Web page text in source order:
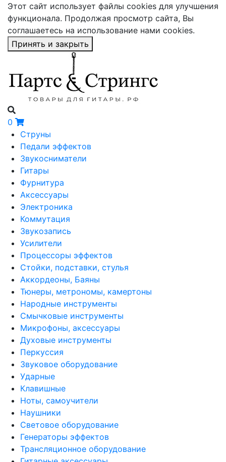
Этот сайт использует файлы cookies для улучшения
функционала. Продолжая просмотр сайта, Вы
соглашаетесь на использование нами cookies.
Принять и закрыть
0
Струны
Педали эффектов
Звукосниматели
Гитары
Фурнитура
Аксессуары
Электроника
Коммутация
Звукозапись
Усилители
Процессоры эффектов
Стойки, подставки, стулья
Аккордеоны, Баяны
Тюнеры, метрономы, камертоны
Народные инструменты
Смычковые инструменты
Микрофоны, аксессуары
Духовые инструменты
Перкуссия
Звуковое оборудование
Ударные
Клавишные
Ноты, самоучители
Наушники
Световое оборудование
Генераторы эффектов
Трансляционное оборудование